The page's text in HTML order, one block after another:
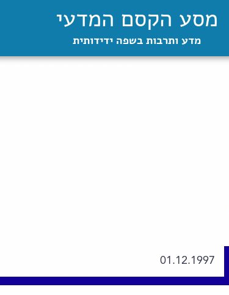
מסע הקסם המדעי
מדע ותרבות בשפה ידידותית
01.12.1997